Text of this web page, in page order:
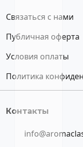
Связаться с нами
Публичная оферта
Условия оплаты
Политика
Контакты